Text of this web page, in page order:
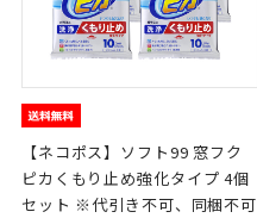
【ネコポス】ソフト99 窓フク
ピカくもり止め強化タイプ 4個
セット ※代引き不可、同梱不可